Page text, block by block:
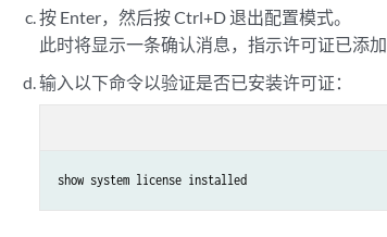
按 Enter，然后按 Ctrl+D 退出配置模式。
此时将显示一条确认消息，指示许可证已添加
输入以下命令以验证是否已安装许可证：
show system license installed